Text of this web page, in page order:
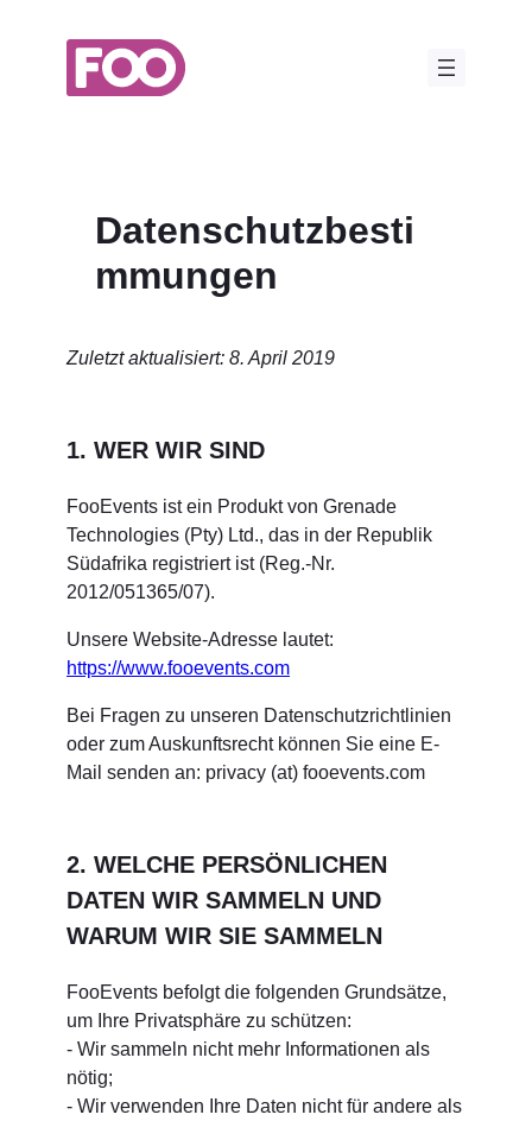
Datenschutzbesti
mmungen
Zuletzt aktualisiert: 8. April 2019
1. WER WIR SIND
FooEvents ist ein Produkt von Grenade
Technologies (Pty) Ltd., das in der Republik
Südafrika registriert ist (Reg.-Nr.
2012/051365/07).
Unsere Website-Adresse lautet:
https://www.fooevents.com
Bei Fragen zu unseren Datenschutzrichtlinien
oder zum Auskunftsrecht können Sie eine E-
Mail senden an: privacy (at) fooevents.com
2. WELCHE PERSÖNLICHEN
DATEN WIR SAMMELN UND
WARUM WIR SIE SAMMELN
FooEvents befolgt die folgenden Grundsätze,
um Ihre Privatsphäre zu schützen:
- Wir sammeln nicht mehr Informationen als
nötig;
- Wir verwenden Ihre Daten nicht für andere als